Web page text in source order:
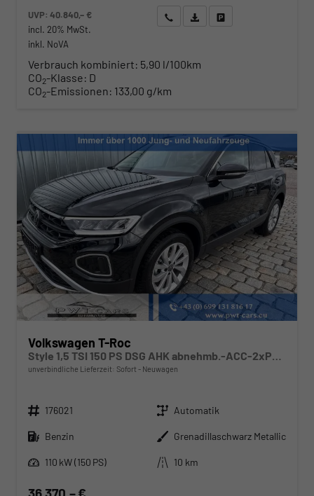
UVP:40.840,– €
incl. 20% MwSt.
inkl. NoVA
Wir rufen Sie anAngebot drucken (PDF)
Verbrauch kombiniert: 5,90 l/100km
CO2-Klasse: D
CO2-Emissionen: 133,00 g/km
Volkswagen T-Roc
Style 1,5 TSI 150 PS DSG AHK abnehmb.-ACC-2xPDC & Kamera Parklenkass.-LED-KESSY-Klima 2-Zonen-Winterpaket-17 "Alu-sofort verfügbar
unverbindliche Lieferzeit: Sofort Neuwagen
Fahrzeugnr. 176021 Getriebe Automatik
Kraftstoff Benzin Außenfarbe Grenadillaschwarz Metallic
Leistung
110 kW (150 PS) Kilometerstand 10 km